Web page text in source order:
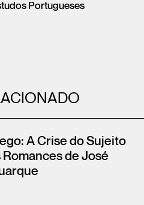
Portugueses
A Crise do Sujeito
de José